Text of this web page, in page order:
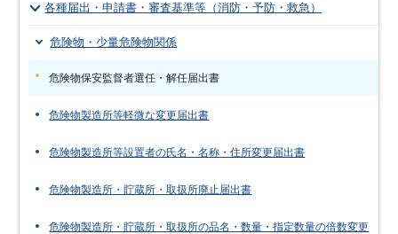
各種届出・申請書・審査基準等（消防・予防・救急）
危険物・少量危険物関係
危険物保安監督者選任・解任届出書
危険物製造所等軽微な変更届出書
危険物製造所等設置者の氏名・名称・住所変更届出書
危険物製造所・貯蔵所・取扱所廃止届出書
危険物製造所・貯蔵所・取扱所の品名・数量・指定数量の倍数変更